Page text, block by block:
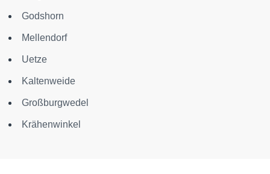
Godshorn
Mellendorf
Uetze
Kaltenweide
Großburgwedel
Krähenwinkel